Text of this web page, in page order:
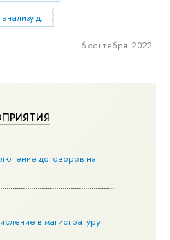
договоров на
в магистратуру —
Национальная олимпиада по анализу данных «DANO»
6 сентября 2022